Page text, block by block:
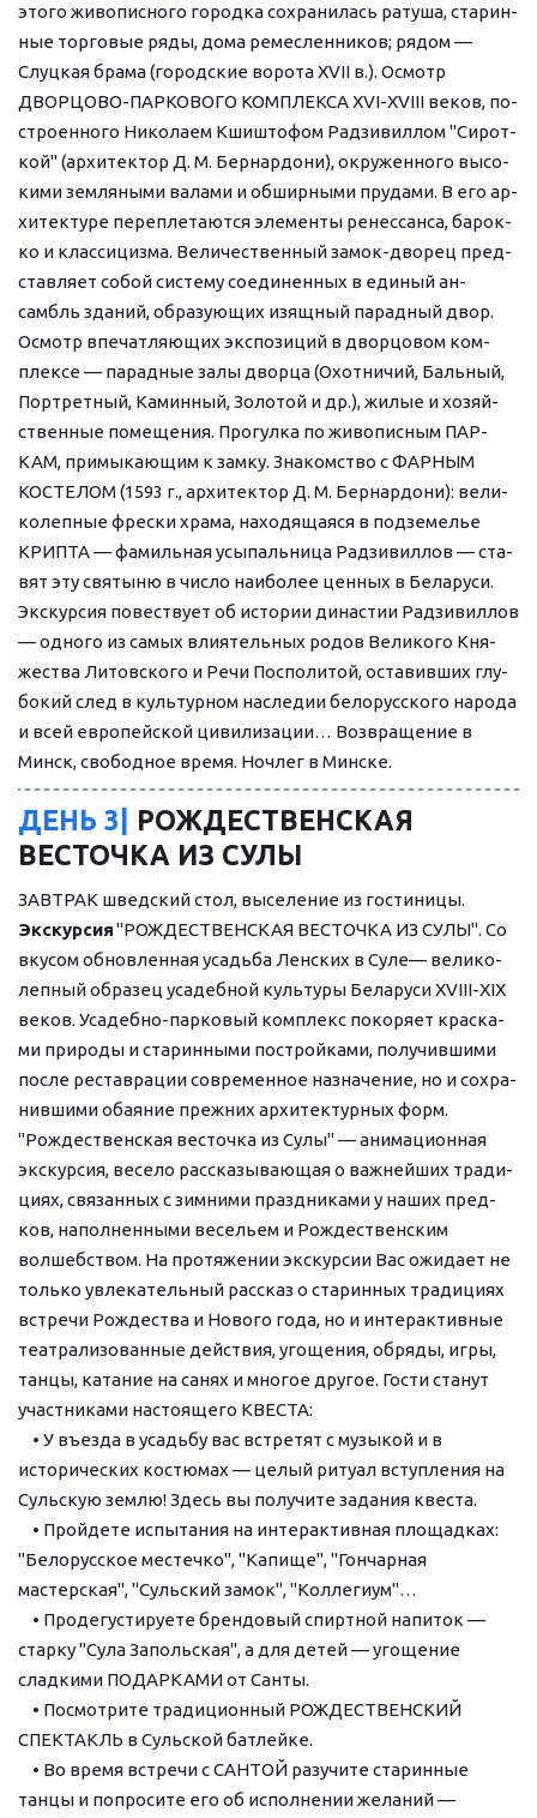
это­го жи­во­пис­но­го го­род­ка со­хра­ни­лась ра­ту­ша, ста­рин­
ные тор­го­вые ря­ды, до­ма ре­мес­лен­ни­ков; ря­дом —
Слуц­кая бра­ма (го­род­ские во­ро­та XVII в.). Осмотр
ДВОРЦОВО-ПАРКОВОГО КОМПЛЕКСА XVI-XVIII ве­ков, по­
стро­ен­но­го Ни­ко­ла­ем Кшишто­фом Рад­зи­вил­лом "Си­рот­
кой" (ар­хи­тек­тор Д. М. Бер­нар­до­ни), окру­жен­но­го вы­со­
ки­ми зем­ля­ны­ми ва­ла­ми и об­шир­ны­ми пру­да­ми. В его ар­
хи­тек­ту­ре пе­ре­пле­та­ют­ся эле­мен­ты ре­нес­сан­са, ба­рок­
ко и клас­си­циз­ма. Ве­ли­чест­вен­ный замок-дворец пред­
став­ля­ет со­бой си­сте­му со­еди­нен­ных в еди­ный ан­
самбль зда­ний, об­ра­зую­щих изящ­ный па­рад­ный двор.
Осмотр впе­чат­ляю­щих экс­по­зи­ций в двор­цо­вом ком­
плек­се — па­рад­ные за­лы двор­ца (Охот­ни­чий, Баль­ный,
Порт­рет­ный, Ка­мин­ный, Зо­ло­той и др.), жи­лые и хо­зяй­
ствен­ные по­ме­ще­ния. Прогулка по жи­во­пис­ным ПАР­
КАМ, при­мы­каю­щим к зам­ку. Зна­ком­ство с ФАРНЫМ
КОСТЕЛОМ (1593 г., ар­хи­тек­тор Д. М. Бер­нар­до­ни): ве­ли­
ко­леп­ные фрес­ки хра­ма, на­хо­дя­щая­ся в под­зе­ме­лье
КРИПТА — фа­миль­ная усы­паль­ни­ца Рад­зи­вил­лов — ста­
вят эту свя­ты­ню в чис­ло наи­бо­лее цен­ных в Бе­ла­ру­си.
Экс­кур­сия по­вест­ву­ет об ис­то­рии ди­на­стии Рад­зи­вил­лов
— од­но­го из са­мых вли­я­тель­ных ро­дов Ве­ли­ко­го Кня­
же­ства Ли­тов­ско­го и Ре­чи Поспо­ли­той, оста­вив­ших глу­
бо­кий след в куль­тур­ном на­сле­дии бе­ло­рус­ско­го на­ро­да
и всей ев­ро­пей­ской ци­ви­ли­за­ции… Воз­вра­ще­ние в
Минск, свободное вре­мя. Ноч­лег в Мин­ске.
ДЕНЬ 3|
РОЖДЕСТВЕНСКАЯ
ВЕСТОЧКА ИЗ СУЛЫ
ЗАВ­ТРАК швед­ский стол, вы­се­ле­ние из го­сти­ни­цы.
Экс­кур­сия "РОЖДЕСТВЕНСКАЯ ВЕСТОЧКА ИЗ СУЛЫ". Со
вку­сом об­нов­лен­ная усадь­ба Лен­ских в Су­ле— ве­ли­ко­
леп­ный об­ра­зец уса­деб­ной куль­ту­ры Бе­ла­ру­си ХVIII-ХIX
ве­ков. Усадебно-парковый ком­плекс по­ко­ря­ет крас­ка­
ми при­ро­ды и ста­рин­ны­ми по­строй­ка­ми, по­лу­чив­ши­ми
по­сле ре­став­ра­ции со­вре­мен­ное на­зна­че­ние, но и со­хра­
нив­ши­ми оба­я­ние преж­них ар­хи­тек­тур­ных форм.
"Рождественская весточка из Сулы" — анимационная
экскурсия, ве­се­ло рассказывающая о важнейших тра­ди­
ци­ях, свя­зан­ных с зимними праздниками у на­ших пред­
ков, наполненными весельем и Рож­де­ствен­ским
волшебством. На про­тя­же­нии экс­кур­сии Вас ожи­да­ет не
толь­ко увлекательный рас­сказ о ста­рин­ных тра­ди­ци­ях
встре­чи Рож­де­ства и Но­во­го го­да, но и ин­тер­ак­тив­ные
те­ат­ра­ли­зо­ван­ные дей­ствия, уго­ще­ния, об­ря­ды, иг­ры,
тан­цы, катание на са­нях и мно­гое дру­гое. Гости ста­нут
участ­ни­ка­ми на­сто­я­ще­го КВЕСТА:
• У въезда в усадьбу вас встретят с музыкой и в
исторических костюмах — целый ритуал вступления на
Сульскую землю! Здесь вы получите задания квеста.
• Пройдете испытания на интерактивная площадках:
"Белорусское местечко", "Капище", "Гончарная
мастерская", "Сульский замок", "Коллегиум"…
старку "Сула Запольская", а для детей — угощение
сладкими ПОДАРКАМИ от Санты.
• Посмотрите традиционный РОЖДЕСТВЕНСКИЙ
СПЕКТАКЛЬ в Сульской батлейке.
• Во время встречи с САНТОЙ разучите старинные
танцы и попросите его об исполнении желаний —